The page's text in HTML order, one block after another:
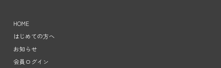
HOME
はじめての方へ
お知らせ
会員ログイン